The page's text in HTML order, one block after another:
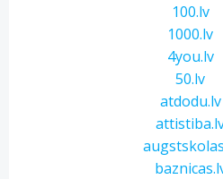
100.lv
1000.lv
4you.lv
50.lv
atdodu.lv